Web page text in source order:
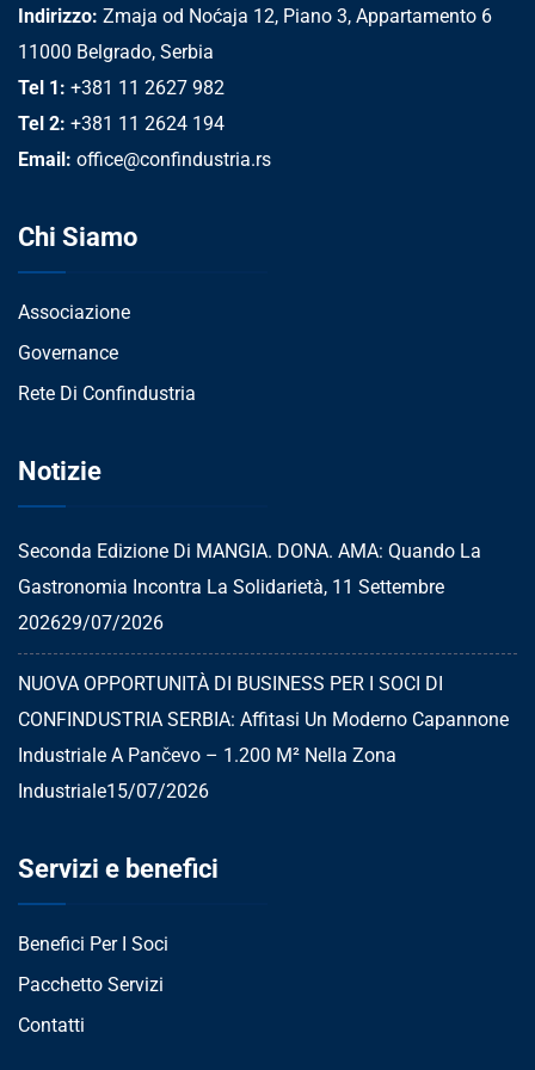
Indirizzo: Zmaja od Noćaja 12, Piano 3, Appartamento 6
11000 Belgrado, Serbia
Tel 1: +381 11 2627 982
Tel 2: +381 11 2624 194
Email: office@confindustria.rs
Chi Siamo
Associazione
Governance
Rete Di Confindustria
Notizie
Seconda Edizione Di MANGIA. DONA. AMA: Quando La
Gastronomia Incontra La Solidarietà, 11 Settembre
202629/07/2026
NUOVA OPPORTUNITÀ DI BUSINESS PER I SOCI DI
CONFINDUSTRIA SERBIA: Affitasi Un Moderno Capannone
Industriale A Pančevo – 1.200 M² Nella Zona
Industriale15/07/2026
Servizi e benefici
Benefici Per I Soci
Pacchetto Servizi
Contatti